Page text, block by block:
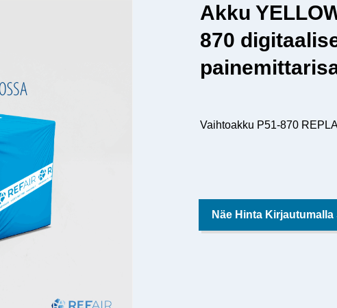
Akku
870
Vaihtoakku P51-870
Näe Hinta Kirjautumalla